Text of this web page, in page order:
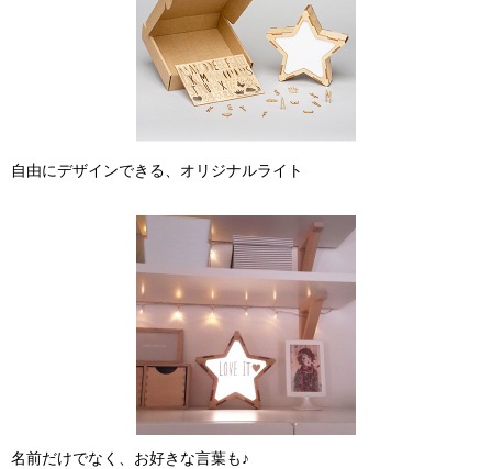
自由にデザインできる、オリジナルライト
名前だけでなく、お好きな言葉も♪